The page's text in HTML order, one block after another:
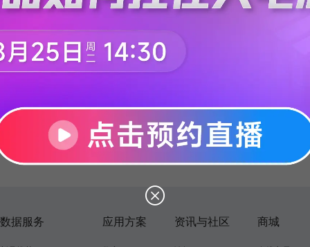
数据服务 应用方案 资讯与社区 商城